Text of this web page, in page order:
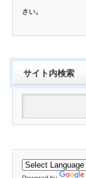
さい。
サイト内検索